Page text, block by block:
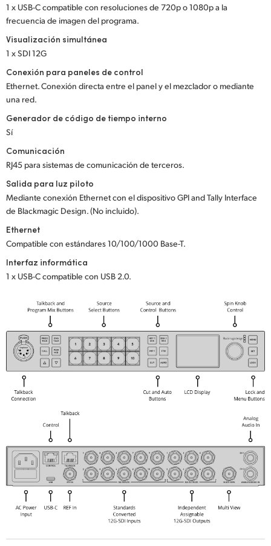
1 x USB-C compatible con resoluciones de 720p o 1080p a la
frecuencia de imagen del programa.
Visualización simultánea
1 x SDI 12G
Conexión para paneles de control
Ethernet. Conexión directa entre el panel y el mezclador o mediante
una red.
Generador de código de tiempo interno
Sí
Comunicación
RJ45 para sistemas de comunicación de terceros.
Salida para luz piloto
Mediante conexión Ethernet con el dispositivo GPI and Tally Interface
de Blackmagic Design. (No incluido).
Ethernet
Compatible con estándares 10/100/1000 Base-T.
Interfaz informática
1 x USB-C compatible con USB 2.0.